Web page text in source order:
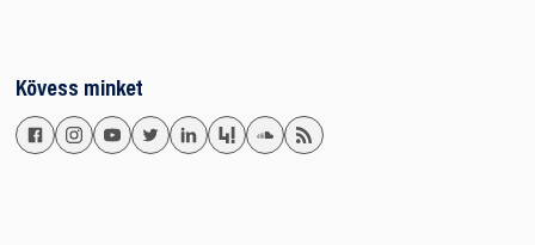
Kövess minket